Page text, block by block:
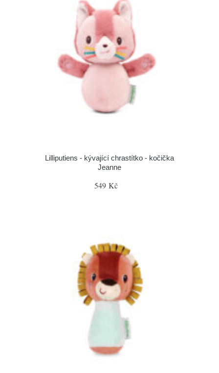
Lilliputiens - kývající chrastítko - kočička
Jeanne
549 Kč